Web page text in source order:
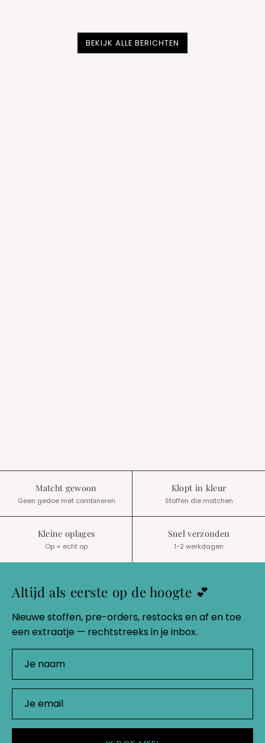
BEKIJK ALLE BERICHTEN
Matcht gewoon
Geen gedoe met combineren
Klopt in kleur
Stoffen die matchen
Kleine oplages
Op = echt op
Snel verzonden
1-2 werkdagen
Altijd als eerste op de hoogte 💕
Nieuwe stoffen, pre-orders, restocks en af en toe
een extraatje — rechtstreeks in je inbox.